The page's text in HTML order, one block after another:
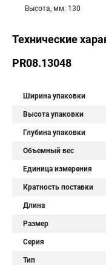
Высота, мм: 130
Технические
PR08.13048
Ширина упаковки
Высота упаковки
Глубина упаковки
Объемный вес
Единица измерения
Кратность поставки
Длина
Размер
Серия
Тип